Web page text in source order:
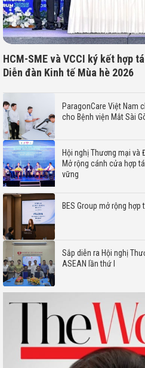
HCM-SME và VCCI ký kết hợp
Diễn đàn Kinh tế Mùa hè 2026
ParagonCare Việt Nam
cho Bệnh viện Mắt Sài
Hội nghị Thương mại và
Mở rộng cánh cửa hợp
vững
BES Group mở rộng
Sắp diễn ra Hội nghị
ASEAN lần thứ I